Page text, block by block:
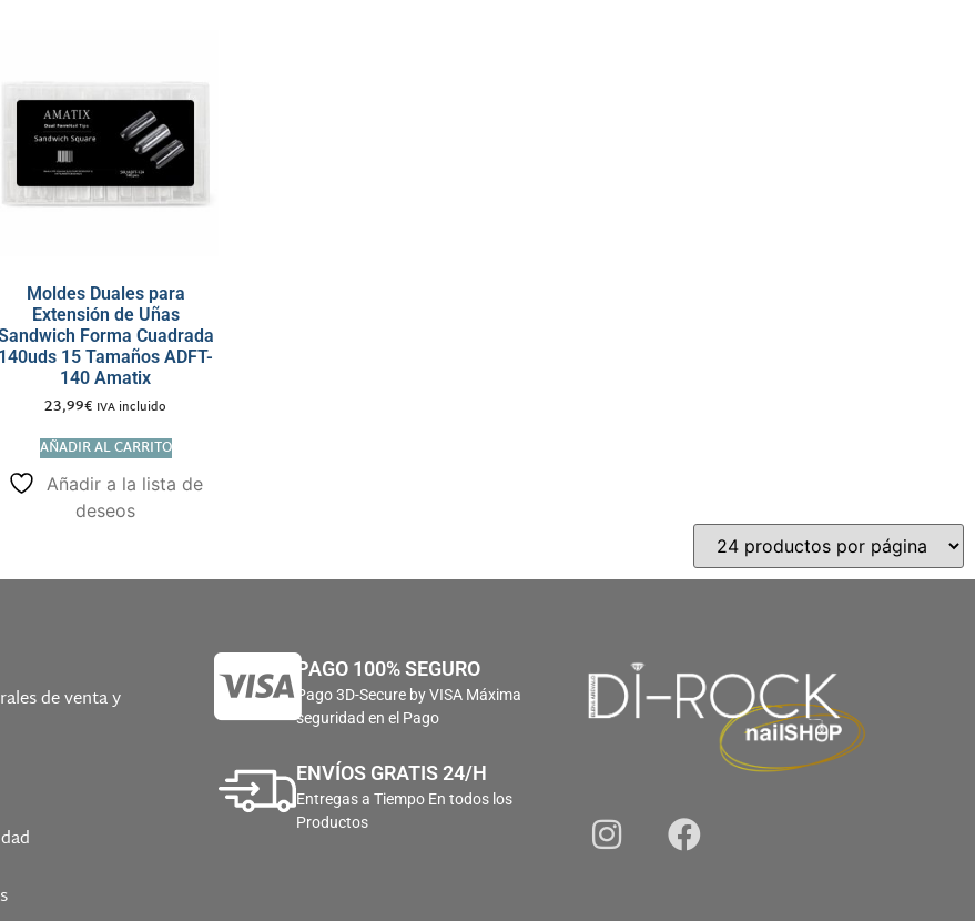
Moldes Duales para
Extensión de Uñas
Forma Cuadrada
140uds 15 Tamaños ADFT-
140 Amatix
23,99€ IVA incluido
AÑADIR AL CARRITO
Añadir a la lista de
deseos
de venta y
PAGO 100% SEGURO
Pago 3D-Secure by VISA Máxima
seguridad en el Pago
ENVÍOS GRATIS 24/H
Entregas a Tiempo En todos los
Productos